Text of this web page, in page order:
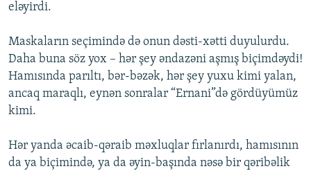
eləyirdi.
Maskaların seçimində də onun dəsti-xətti duyulurdu.
Daha buna söz yox – hər şey əndazəni aşmış biçimdəydi!
Hamısında parıltı, bər-bəzək, hər şey yuxu kimi yalan,
ancaq maraqlı, eynən sonralar “Ernani”də gördüyümüz
kimi.
Hər yanda əcaib-qəraib məxluqlar fırlanırdı, hamısının
da ya biçimində, ya da əyin-başında nəsə bir qəribəlik